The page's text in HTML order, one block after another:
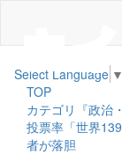
Select Language ▼
TOP
カテゴリ『政治
投票率「世界
者が落胆